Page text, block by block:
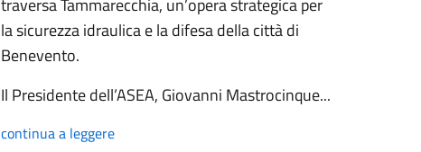
traversa Tammarecchia, un’opera strategica per
la sicurezza idraulica e la difesa della città di
Benevento.
Il Presidente dell’ASEA, Giovanni Mastrocinque...
continua a leggere